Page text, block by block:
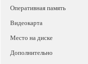
Оперативная память
Видеокарта
Место на диске
Дополнительно